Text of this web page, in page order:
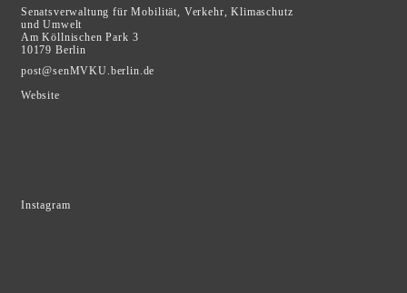
Senatsverwaltung für Mobilität, Verkehr, Klimaschutz
und Umwelt
Am Köllnischen Park 3
10179 Berlin
post@senMVKU.berlin.de
Website
Instagram